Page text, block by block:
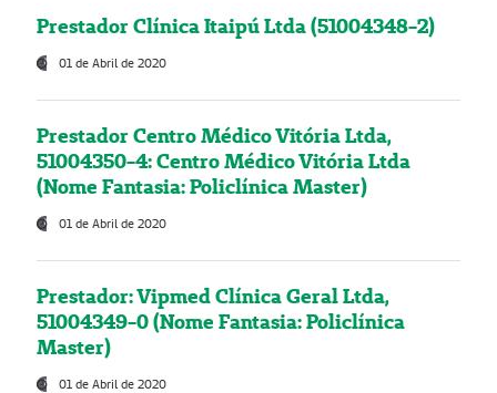
Prestador Clínica Itaipú Ltda (51004348-2)
01 de Abril de 2020
Prestador Centro Médico Vitória Ltda,
51004350-4: Centro Médico Vitória Ltda
(Nome Fantasia: Policlínica Master)
01 de Abril de 2020
Prestador: Vipmed Clínica Geral Ltda,
51004349-0 (Nome Fantasia: Policlínica
Master)
01 de Abril de 2020